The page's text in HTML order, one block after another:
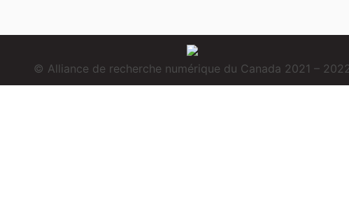
© Alliance de recherche numérique du Canada 2021 –